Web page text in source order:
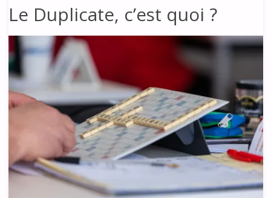
Le Duplicate, c’est quoi ?